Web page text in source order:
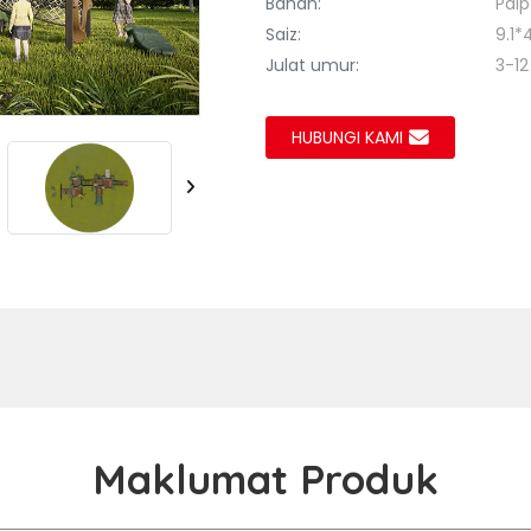
Saiz:
Julat umur:
3-
HUBUNGI KAMI
Maklumat Produk